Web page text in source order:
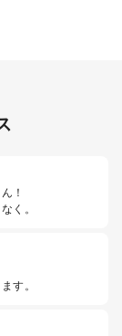
！
く。
す。